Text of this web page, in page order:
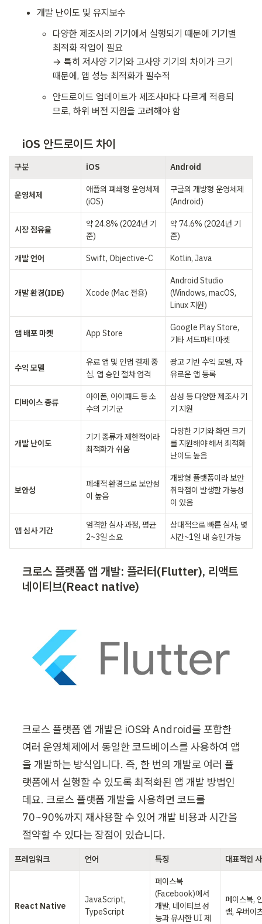
개발 난이도 및 유지보수
다양한 제조사의 기기에서 실행되기 때문에 기기별
최적화 작업이 필요
→ 특히 저사양 기기와 고사양 기기의 차이가 크기
때문에, 앱 성능 최적화가 필수적
안드로이드 업데이트가 제조사마다 다르게 적용되
므로, 하위 버전 지원을 고려해야 함
iOS 안드로이드 차이
구분 iOS Android
운영체제
애플의 폐쇄형 운영체제
(iOS)
구글의 개방형 운영체제
(Android)
시장 점유율
약 24.8% (2024년 기
준)
약 74.6% (2024년 기
준)
개발 언어 Swift, Objective-C Kotlin, Java
개발 환경(IDE) Xcode (Mac 전용)
Android Studio
(Windows, macOS,
Linux 지원)
앱 배포 마켓 App Store
Google Play Store,
기타 서드파티 마켓
수익 모델
유료 앱 및 인앱 결제 중
심, 앱 승인 절차 엄격
광고 기반 수익 모델, 자
유로운 앱 등록
디바이스 종류
아이폰, 아이패드 등 소
수의 기기군
삼성 등 다양한 제조사 기
기 지원
개발 난이도
기기 종류가 제한적이라
최적화가 쉬움
다양한 기기와 화면 크기
를 지원해야 해서 최적화
난이도 높음
보안성
폐쇄적 환경으로 보안성
이 높음
개방형 플랫폼이라 보안
취약점이 발생할 가능성
이 있음
앱 심사 기간
엄격한 심사 과정, 평균
2~3일 소요
상대적으로 빠른 심사, 몇
시간~1일 내 승인 가능
크로스 플랫폼 앱 개발: 플러터(Flutter), 리액트
네이티브(React native)
크로스 플랫폼 앱 개발은 iOS와 Android를 포함한
여러 운영체제에서 동일한 코드베이스를 사용하여 앱
을 개발하는 방식입니다. 즉, 한 번의 개발로 여러 플
랫폼에서 실행할 수 있도록 최적화된 앱 개발 방법인
데요. 크로스 플랫폼 개발을 사용하면 코드를
70~90%까지 재사용할 수 있어 개발 비용과 시간을
절약할 수 있다는 장점이 있습니다.
프레임워크 언어 특징 대표적인
React Native
JavaScript,
TypeScript
페이스북
(Facebook)에서
개발, 네이티브 성
능과 유사한 UI 제
페이스북,
램, 우버이